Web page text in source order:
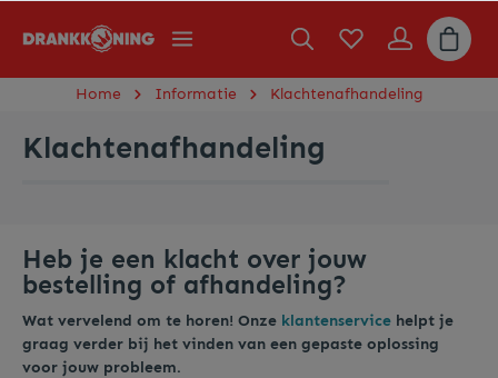
Home Informatie Klachtenafhandeling
Klachtenafhandeling
Heb je een klacht over jouw
bestelling of afhandeling?
Wat vervelend om te horen! Onze klantenservice helpt je
graag verder bij het vinden van een gepaste oplossing
voor jouw probleem.